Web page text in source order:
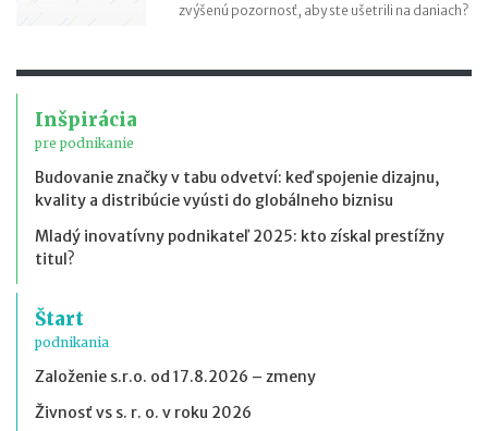
zvýšenú pozornosť, aby ste ušetrili na daniach?
Inšpirácia
pre podnikanie
Budovanie značky v tabu odvetví: keď spojenie dizajnu,
kvality a distribúcie vyústi do globálneho biznisu
Mladý inovatívny podnikateľ 2025: kto získal prestížny
titul?
Štart
podnikania
Založenie s.r.o. od 17.8.2026 – zmeny
Živnosť vs s. r. o. v roku 2026